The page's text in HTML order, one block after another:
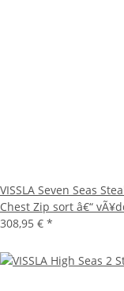
VISSLA Seven Seas
Chest Zip sort â€“
308,95 € *